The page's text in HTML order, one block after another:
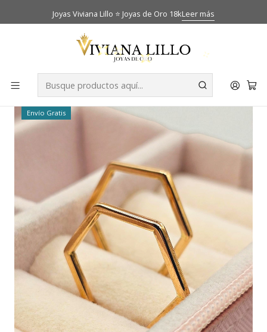
Joyas Viviana Lillo ⭐ Joyas de Oro 18kLeer más
Catálogo
-28% OFF
Envío Gratis